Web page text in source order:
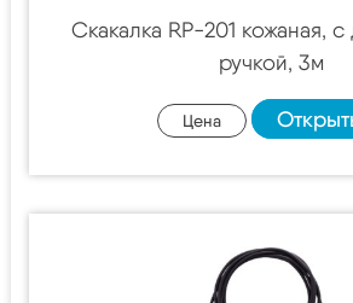
Скакалка RP-201 кожаная,
ручкой, 3м
Цена